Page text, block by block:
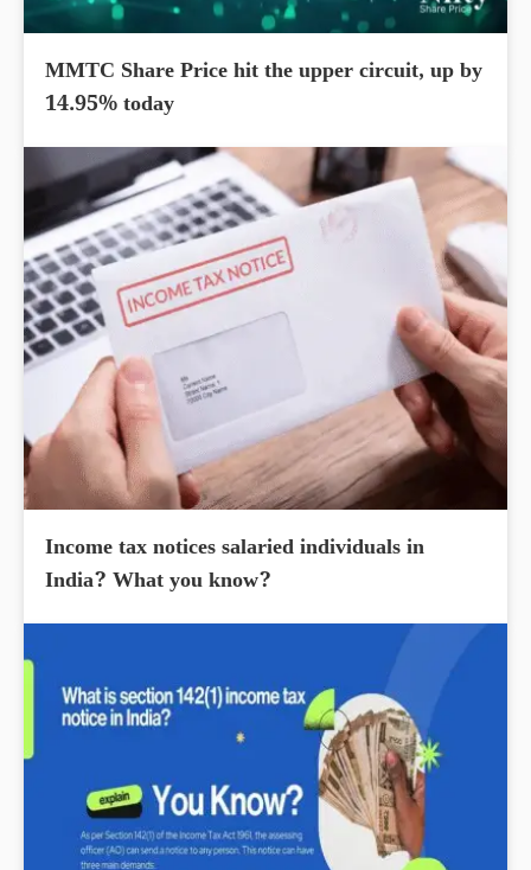
MMTC Share Price hit the upper circuit, up by
14.95% today
Income tax notices salaried individuals in
India? What you know?